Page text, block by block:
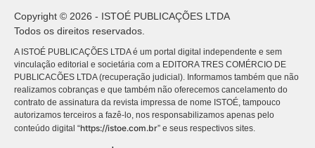
Copyright © 2026 - ISTOÉ PUBLICAÇÕES LTDA
Todos os direitos reservados.
A ISTOÉ PUBLICAÇÕES LTDA é um portal digital independente e sem
vinculação editorial e societária com a EDITORA TRES COMÉRCIO DE
PUBLICACÕES LTDA (recuperação judicial). Informamos também que não
realizamos cobranças e que também não oferecemos cancelamento do
contrato de assinatura da revista impressa de nome ISTOÉ, tampouco
autorizamos terceiros a fazê-lo, nos responsabilizamos apenas pelo
conteúdo digital “https://istoe.com.br” e seus respectivos sites.